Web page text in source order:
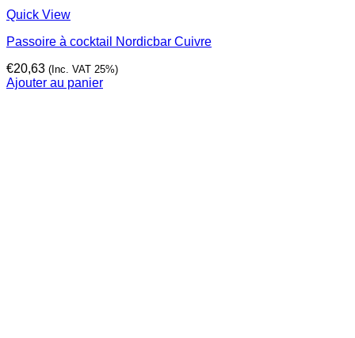
Quick View
Passoire à cocktail Nordicbar Cuivre
€20,63 (Inc. VAT 25%)
Ajouter au panier